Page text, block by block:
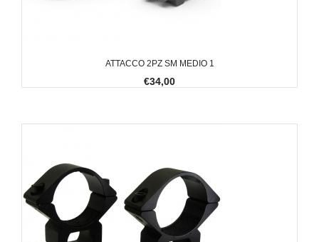
ATTACCO 2PZ SM MEDIO 1
€34,00